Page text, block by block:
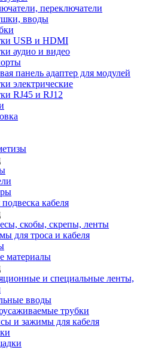
переключатели
вводы
USB и HDMI
аудио и видео
панель адаптер для модулей
электрические
RJ45 и RJ12
кабеля
скобы, скрепы, ленты
для троса и кабеля
материалы
и специальные ленты,
вводы
трубки
и зажимы для кабеля